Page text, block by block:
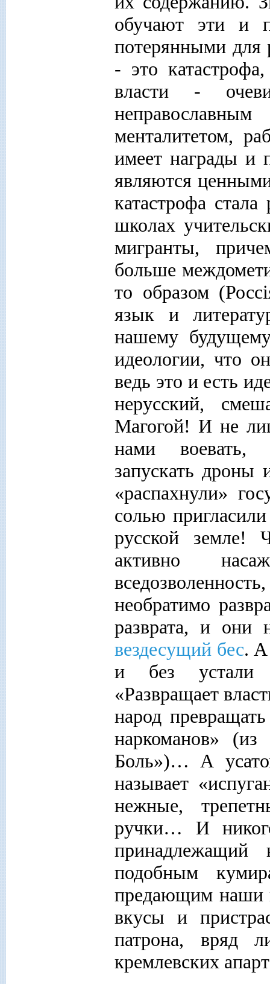
обучают эти и
потерянными для
- это
власти -
менталитетом,
имеет награды и
являются
катастрофа
школах
мигранты,
больше
то образом (Россi
язык и
нашему
идеологии, что
ведь это и есть
нерусский,
Магогой! И не
нами воевать,
запускать дроны
«распахнули»
солью
русской земле!
активно
необратимо
разврата, и
вездесущий бес. А
и без устали
«Развращает
народ
наркоманов»
Боль»)… А
называет
нежные,
ручки… И
принадлежащий
подобным
предающим наши
вкусы и
патрона, вряд
кремлевских